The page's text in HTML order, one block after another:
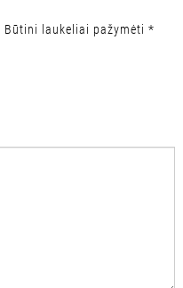
Būtini laukeliai pažymėti*